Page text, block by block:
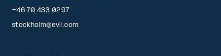
+46 70 433 0297
stockholm@evli.com